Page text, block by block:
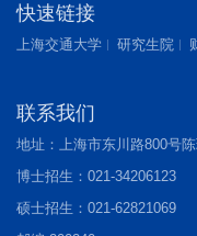
快速链接
上海交通大学 研究生院
联系我们
地址：上海市东川路800号
博士招生：021-34206123
硕士招生：021-62821069